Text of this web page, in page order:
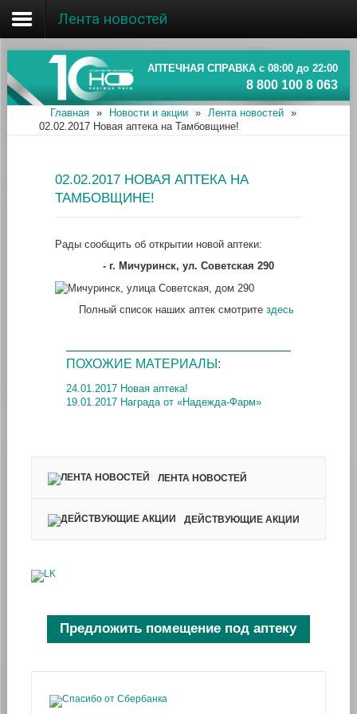
Главная
Об ассоциации
Наши аптеки
Информация
Лента новостей
АПТЕЧНАЯ СПРАВКА с 08:00 до 22:00
8 800 100 8 063
Главная » Новости и акции » Лента новостей
»
02.02.2017 Новая аптека на Тамбовщине!
02.02.2017 НОВАЯ АПТЕКА НА
ТАМБОВЩИНЕ!
Рады сообщить об открытии новой аптеки:
- г. Мичуринск, ул. Советская 290
Полный список наших аптек смотрите здесь
ПОХОЖИЕ МАТЕРИАЛЫ:
24.01.2017 Новая аптека!
19.01.2017 Награда от «Надежда-Фарм»
ЛЕНТА НОВОСТЕЙ
ДЕЙСТВУЮЩИЕ АКЦИИ
Предложить помещение под аптеку